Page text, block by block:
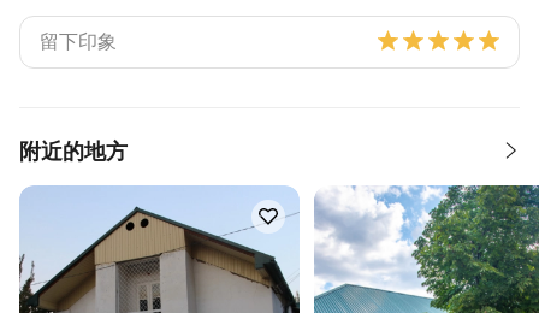
附近的地方